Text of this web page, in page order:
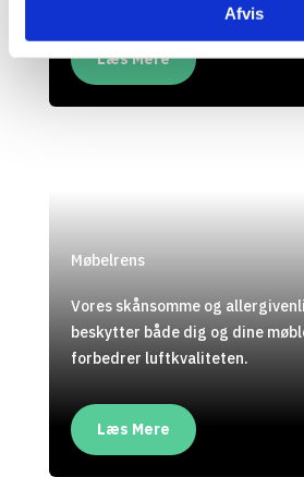
Afvis
Læs Mere
Møbelrens
Vores skånsomme og
beskytter både dig og dine
forbedrer luftkvaliteten.
Læs Mere